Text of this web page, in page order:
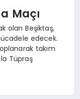
Maçı
olan Beşiktaş,
edecek.
takım
Tüpraş